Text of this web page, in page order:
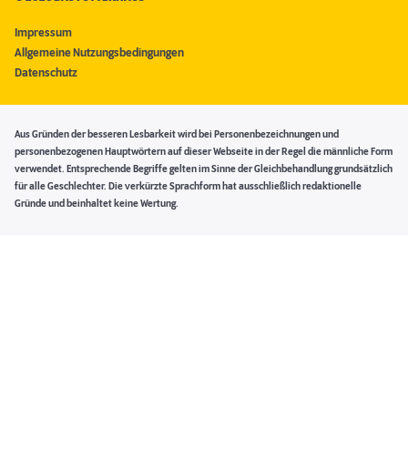
Impressum
Allgemeine Nutzungsbedingungen
Datenschutz
Aus Gründen der besseren Lesbarkeit wird bei Personenbezeichnungen und
personenbezogenen Hauptwörtern auf dieser Webseite in der Regel die männliche Form
verwendet. Entsprechende Begriffe gelten im Sinne der Gleichbehandlung grundsätzlich
für alle Geschlechter. Die verkürzte Sprachform hat ausschließlich redaktionelle
Gründe und beinhaltet keine Wertung.